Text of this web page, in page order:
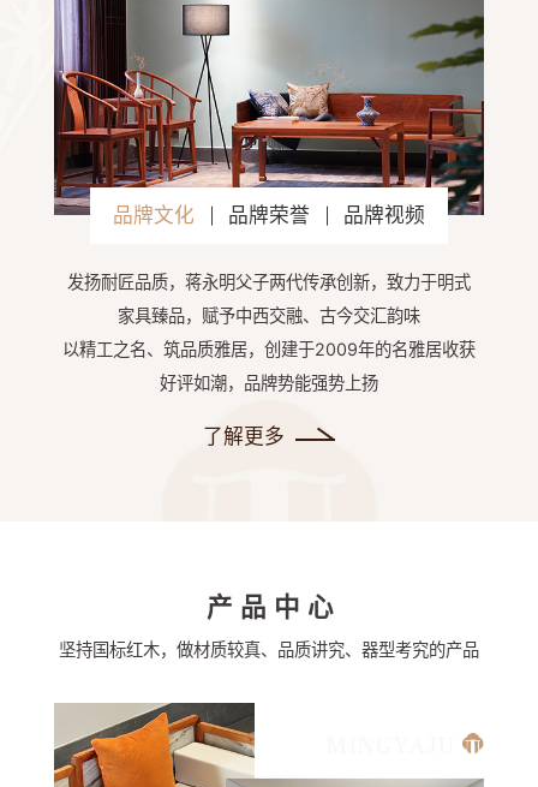
品牌文化 品牌荣誉 品牌视频
发扬耐匠品质，蒋永明父子两代传承创新，致力于明式
家具臻品，赋予中西交融、古今交汇韵味
以精工之名、筑品质雅居，创建于2009年的名雅居收获
好评如潮，品牌势能强势上扬
了解更多
产品中心
坚持国标红木，做材质较真、品质讲究、器型考究的产品